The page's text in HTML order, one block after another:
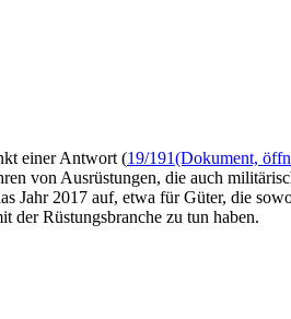
einer Antwort (19/191(Dokument,
von Ausrüstungen, die auch
Jahr 2017 auf, etwa für Güter, die
der Rüstungsbranche zu tun haben.